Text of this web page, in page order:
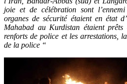
joie et de célébration sont
organes de sécurité étaient en état
Mahabad au Kurdistan étaient
renforts de police et les arrestations,
de la police “